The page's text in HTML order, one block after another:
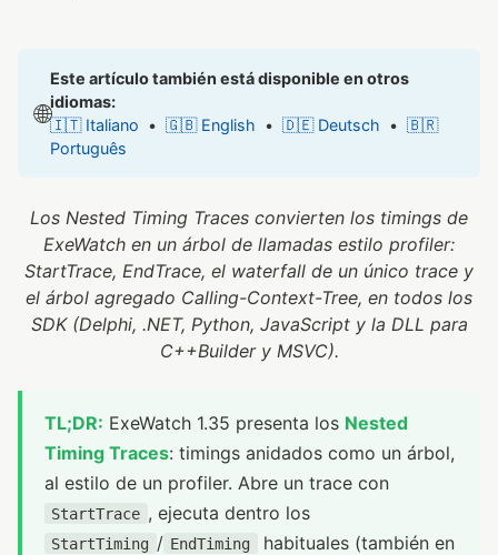
🌐
Este artículo también está disponible en otros
idiomas:
🇮🇹 Italiano • 🇬🇧 English • 🇩🇪 Deutsch • 🇧🇷
Português
Los Nested Timing Traces convierten los timings de
ExeWatch en un árbol de llamadas estilo profiler:
StartTrace, EndTrace, el waterfall de un único trace y
el árbol agregado Calling-Context-Tree, en todos los
SDK (Delphi, .NET, Python, JavaScript y la DLL para
C++Builder y MSVC).
TL;DR: ExeWatch 1.35 presenta los Nested
Timing Traces: timings anidados como un árbol,
al estilo de un profiler. Abre un trace con
StartTrace , ejecuta dentro los
StartTiming / EndTiming
habituales (también en